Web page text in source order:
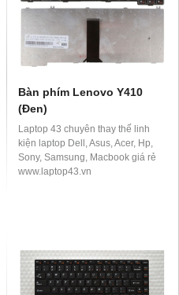
Bàn phím Lenovo Y410
(Đen)
Laptop 43 chuyên thay thế linh
kiện laptop Dell, Asus, Acer, Hp,
Sony, Samsung, Macbook giá rẻ
www.laptop43.vn